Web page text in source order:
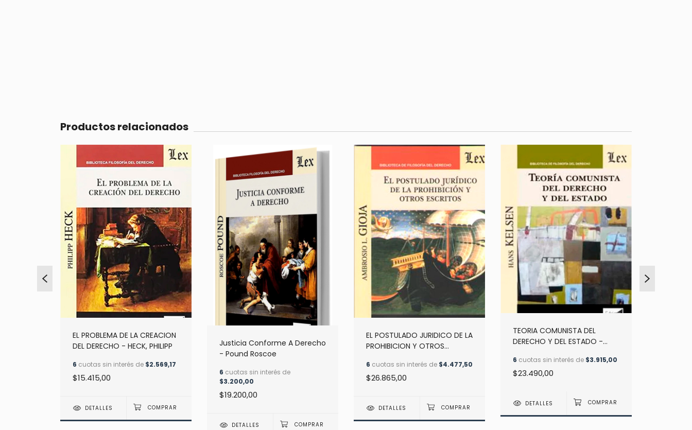
Productos relacionados
EL PROBLEMA DE LA CREACION
DEL DERECHO - HECK, PHILIPP
6 cuotas sin interés de $2.569,17
$15.415,00
DETALLES
Justicia Conforme A Derecho
- Pound Roscoe
6 cuotas sin interés de
$3.200,00
$19.200,00
DETALLES
EL POSTULADO JURIDICO DE LA
PROHIBICION Y OTROS
6 cuotas sin interés de $4.477,50
$26.865,00
DETALLES
TEORIA COMUNISTA DEL
DERECHO Y DEL ESTADO -
6 cuotas sin interés de $3.915,00
$23.490,00
DETALLES